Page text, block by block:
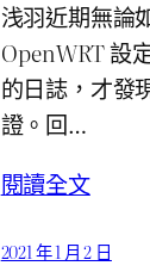
浅羽近期無論
OpenWRT 設
的日誌，才發
證。回…
閱讀全文
2021 年 1 月 2 日